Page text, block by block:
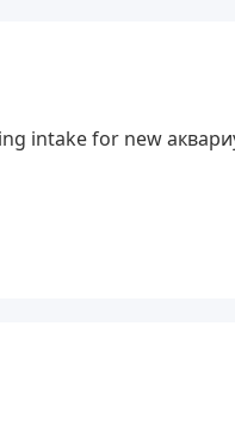
и советы по
intake for new